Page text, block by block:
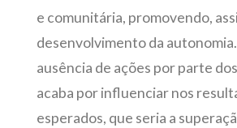
e comunitária, promovendo,
desenvolvimento da
ausência de ações por parte
acaba por influenciar nos
esperados, que seria a